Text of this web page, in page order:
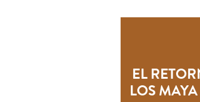
EL
LOS